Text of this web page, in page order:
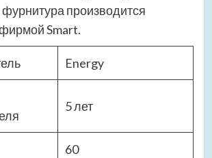
производится
Smart.
Energy
5 лет
60